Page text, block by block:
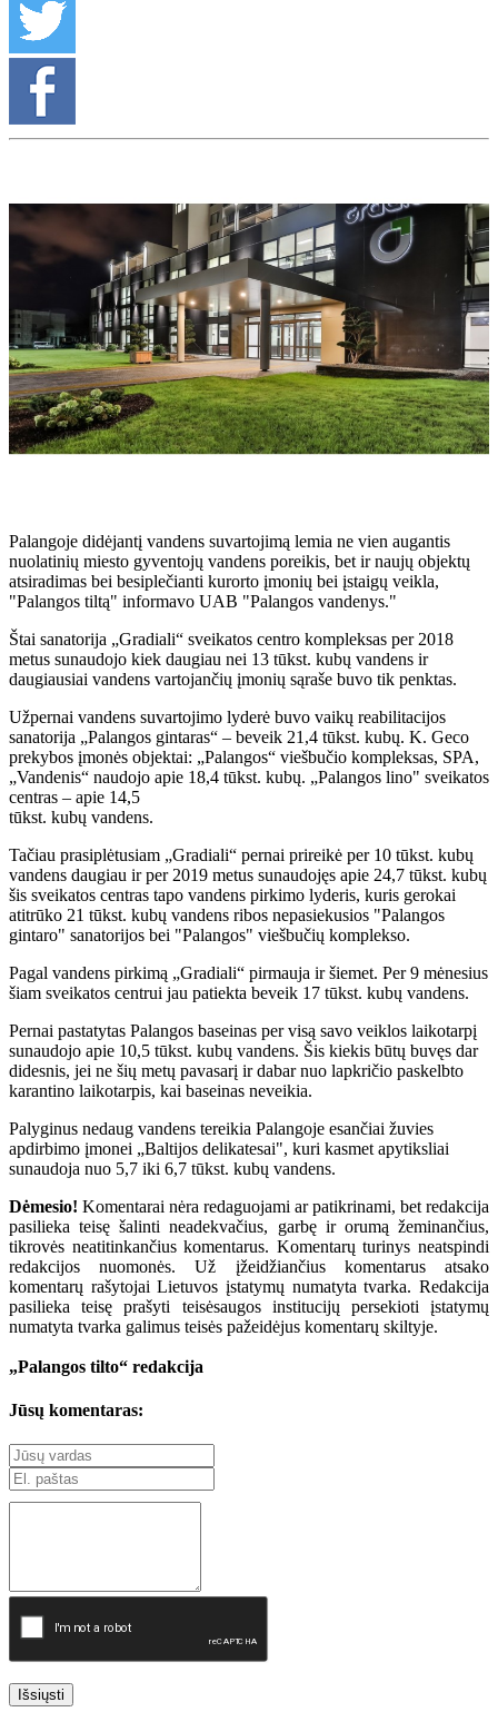
Palangoje didėjantį vandens suvartojimą lemia ne vien augantis
nuolatinių miesto gyventojų vandens poreikis, bet ir naujų objektų
atsiradimas bei besiplečianti kurorto įmonių bei įstaigų veikla,
"Palangos tiltą" informavo UAB "Palangos vandenys."
Štai sanatorija „Gradiali“ sveikatos centro kompleksas per 2018
metus sunaudojo kiek daugiau nei 13 tūkst. kubų vandens ir
daugiausiai vandens vartojančių įmonių sąraše buvo tik penktas.
Užpernai vandens suvartojimo lyderė buvo vaikų reabilitacijos
sanatorija „Palangos gintaras“ – beveik 21,4 tūkst. kubų. K. Geco
prekybos įmonės objektai: „Palangos“ viešbučio kompleksas, SPA,
„Vandenis“ naudojo apie 18,4 tūkst. kubų. „Palangos lino" sveikatos
centras – apie 14,5
tūkst. kubų vandens.
Tačiau prasiplėtusiam „Gradiali“ pernai prireikė per 10 tūkst. kubų
vandens daugiau ir per 2019 metus sunaudojęs apie 24,7 tūkst. kubų
šis sveikatos centras tapo vandens pirkimo lyderis, kuris gerokai
atitrūko 21 tūkst. kubų vandens ribos nepasiekusios "Palangos
gintaro" sanatorijos bei "Palangos" viešbučių komplekso.
Pagal vandens pirkimą „Gradiali“ pirmauja ir šiemet. Per 9 mėnesius
šiam sveikatos centrui jau patiekta beveik 17 tūkst. kubų vandens.
Pernai pastatytas Palangos baseinas per visą savo veiklos laikotarpį
sunaudojo apie 10,5 tūkst. kubų vandens. Šis kiekis būtų buvęs dar
didesnis, jei ne šių metų pavasarį ir dabar nuo lapkričio paskelbto
karantino laikotarpis, kai baseinas neveikia.
Palyginus nedaug vandens tereikia Palangoje esančiai žuvies
apdirbimo įmonei „Baltijos delikatesai", kuri kasmet apytiksliai
sunaudoja nuo 5,7 iki 6,7 tūkst. kubų vandens.
Dėmesio! Komentarai nėra redaguojami ar patikrinami, bet redakcija
pasilieka teisę šalinti neadekvačius, garbę ir orumą žeminančius,
tikrovės neatitinkančius komentarus. Komentarų turinys neatspindi
redakcijos nuomonės. Už įžeidžiančius komentarus atsako
komentarų rašytojai Lietuvos įstatymų numatyta tvarka. Redakcija
pasilieka teisę prašyti teisėsaugos institucijų persekioti įstatymų
numatyta tvarka galimus teisės pažeidėjus komentarų skiltyje.
„Palangos tilto“ redakcija
Jūsų komentaras:
Išsiųsti